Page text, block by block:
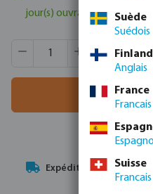
jour(s) ouvrable(s)
Quantité de produit :
Quantité de
MSQ:
Ajouter
Votrepartenaire
Suède
Suédois
Anglais
France
Francais
Espagnol
Suisse
Francais